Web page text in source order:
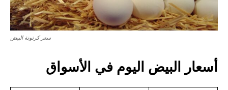
سعر كرتونة البيض
أسعار البيض اليوم في الأسواق